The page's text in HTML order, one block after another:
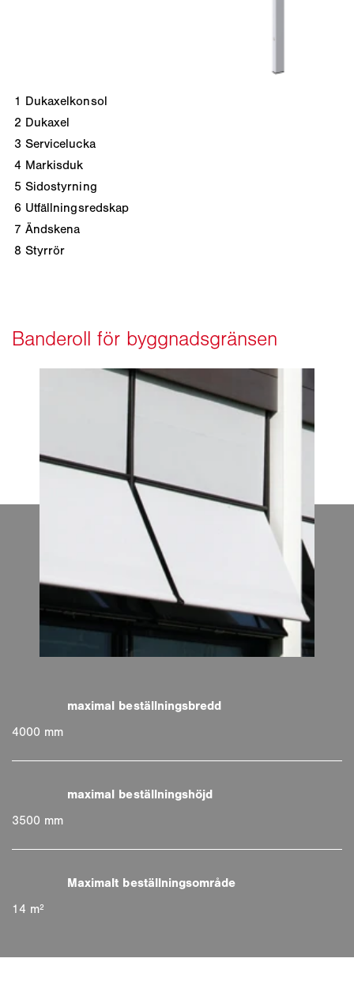
1 Dukaxelkonsol
2 Dukaxel
3 Servicelucka
4 Markisduk
5 Sidostyrning
6 Utfällningsredskap
7 Ändskena
8 Styrrör
4000 mm
3500 mm
14 m²